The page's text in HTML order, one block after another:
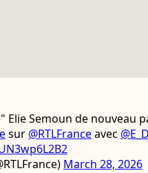
Elie Semoun de nouveau
sur @RTLFranceavec
March 28, 2026